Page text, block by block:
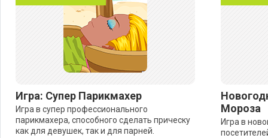
Игра: Супер Парикмахер
Игра в супер профессионального
парикмахера, способного сделать прическу
как для девушек, так и для парней.
Мороза
Игра в